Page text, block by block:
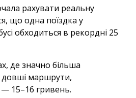
рахувати реальну
що одна поїздка у
обходиться в рекордні 25
де значно більша
довші маршрути,
15–16 гривень.